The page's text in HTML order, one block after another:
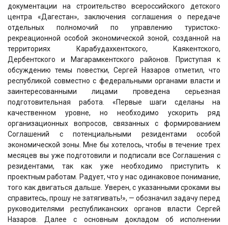
документации на строительство всероссийского детского
центра «Дагестан», заключения соглашения о передаче
отдельных полномочий по управлению туристско-
рекреационной особой экономической зоной, созданной на
территориях Карабудахкентского, Каякентского,
Дербентского и Магарамкентского районов. Приступая к
обсуждению темы повестки, Сергей Назаров отметил, что
республикой совместно с федеральными органами власти и
заинтересованными лицами проведена серьезная
подготовительная работа. «Первые шаги сделаны на
качественном уровне, но необходимо ускорить ряд
организационных вопросов, связанных с формированием
Соглашений с потенциальными резидентами особой
экономической зоны. Мне бы хотелось, чтобы в течение трех
месяцев вы уже подготовили и подписали все Соглашения с
резидентами, так как уже необходимо приступить к
проектным работам. Радует, что у нас одинаковое понимание,
того как двигаться дальше. Уверен, с указанными сроками вы
справитесь, прошу не затягивать!», — обозначил задачу перед
руководителями республиканских органов власти Сергей
Назаров. Далее с основным докладом об исполнении